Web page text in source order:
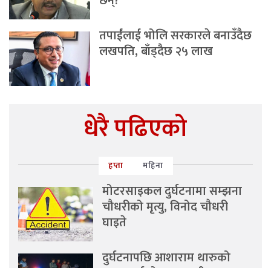
तपाईंलाई भोलि सरकारले बनाउँदैछ
लखपति, बाँड्दैछ २५ लाख
धेरै पढिएको
हप्ता महिना
मोटरसाइकल दुर्घटनामा सम्झना
चौधरीको मृत्यु, विनोद चौधरी
घाइते
दुर्घटनापछि आशाराम थारुको